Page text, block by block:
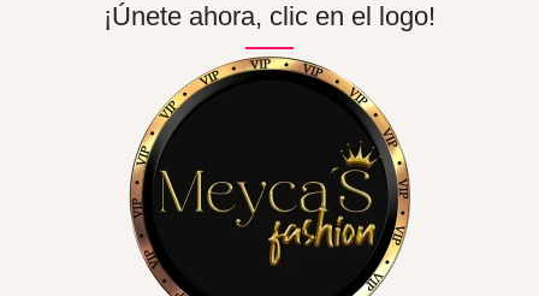
¡Únete ahora, clic en el logo!